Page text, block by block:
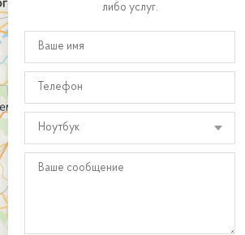
либо услуг.
Ноутбук